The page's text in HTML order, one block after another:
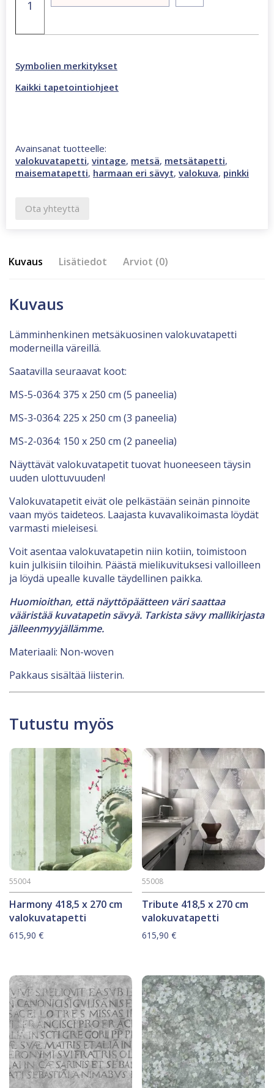
valokuvatapetti
määrä
Symbolien merkitykset
Kaikki tapetointiohjeet
Avainsanat tuotteelle:
valokuvatapetti, vintage, metsä, metsätapetti,
maisematapetti, harmaan eri sävyt, valokuva, pinkki
Ota yhteyttä
Kuvaus Lisätiedot Arviot (0)
Kuvaus
Lämminhenkinen metsäkuosinen valokuvatapetti
moderneilla väreillä.
Saatavilla seuraavat koot:
MS-5-0364: 375 x 250 cm (5 paneelia)
MS-3-0364: 225 x 250 cm (3 paneelia)
MS-2-0364: 150 x 250 cm (2 paneelia)
Näyttävät valokuvatapetit tuovat huoneeseen täysin
uuden ulottuvuuden!
Valokuvatapetit eivät ole pelkästään seinän pinnoite
vaan myös taideteos. Laajasta kuvavalikoimasta löydät
varmasti mieleisesi.
Voit asentaa valokuvatapetin niin kotiin, toimistoon
kuin julkisiin tiloihin. Päästä mielikuvituksesi valloilleen
ja löydä upealle kuvalle täydellinen paikka.
Huomioithan, että näyttöpäätteen väri saattaa
vääristää kuvatapetin sävyä. Tarkista sävy mallikirjasta
jälleenmyyjällämme.
Materiaali: Non-woven
Pakkaus sisältää liisterin.
Tutustu myös
Harmony 418,5 x 270 cm
valokuvatapetti
55004
615,90 €
Tribute 418,5 x 270 cm
valokuvatapetti
55008
615,90€